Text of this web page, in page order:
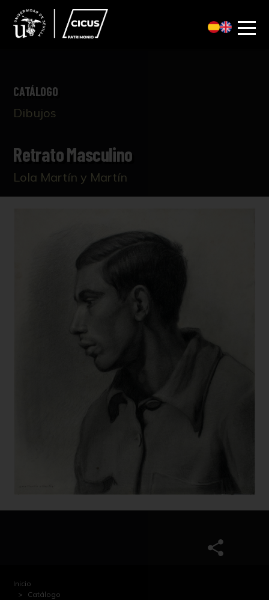
CATÁLOGO
Dibujos
Retrato Masculino
Lola Martín y Martín
Inicio
Catálogo